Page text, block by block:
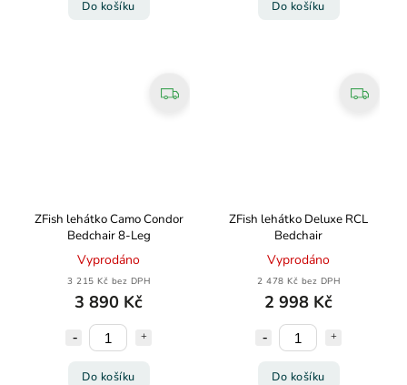
Do košíku Do košíku
ZFish lehátko Camo Condor
Bedchair 8-Leg
Vyprodáno
3 215 Kč bez DPH
3 890 Kč
Do košíku
ZFish lehátko Deluxe RCL
Bedchair
Vyprodáno
2 478 Kč bez DPH
2 998 Kč
Do košíku